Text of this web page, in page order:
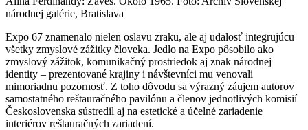
národnej galérie, Bratislava
Expo 67 znamenalo nielen oslavu zraku, ale aj udalosť integrujúcu
všetky zmyslové zážitky človeka. Jedlo na Expo pôsobilo ako
zmyslový zážitok, komunikačný prostriedok aj znak národnej
identity – prezentované krajiny i návštevníci mu venovali
mimoriadnu pozornosť. Z toho dôvodu sa výrazný záujem autorov
samostatného reštauračného pavilónu a členov jednotlivých komisií
Československa sústredil aj na estetické a účelné zariadenie
interiérov reštauračných zariadení.